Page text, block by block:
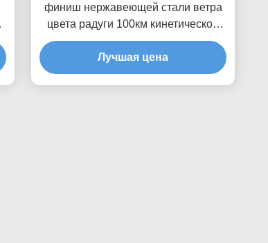
финиш нержавеющей стали ветра
цвета радуги 100км кинетической
покрашенный скульптурой
Лучшая цена